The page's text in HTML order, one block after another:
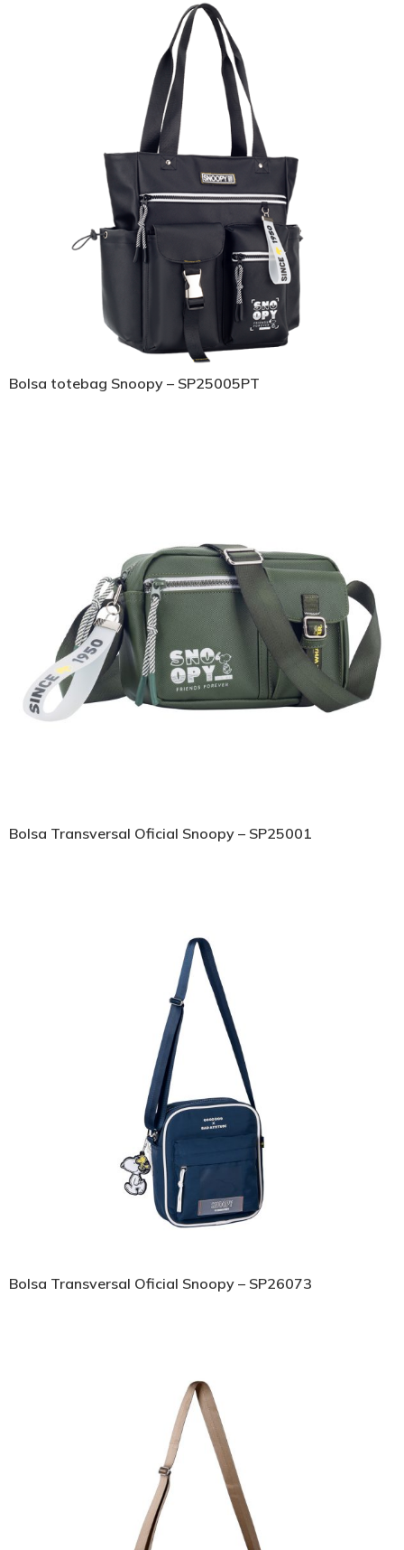
Bolsa totebag Snoopy – SP25005PT
Bolsa Transversal Oficial Snoopy – SP25001
Bolsa Transversal Oficial Snoopy – SP26073